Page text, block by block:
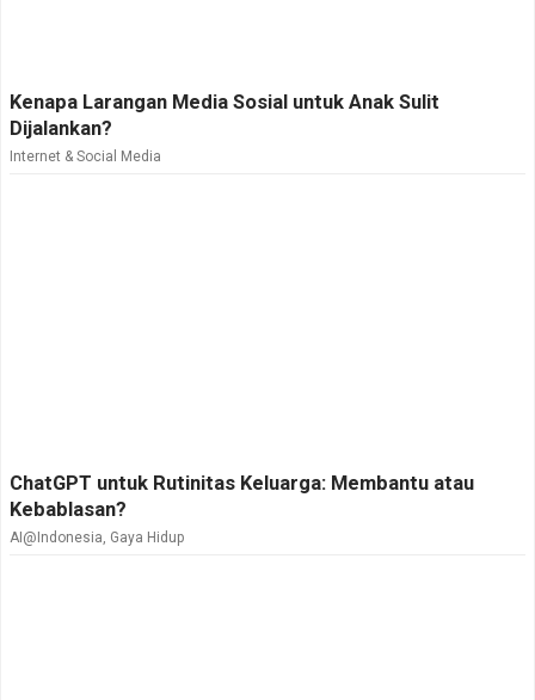
Kenapa Larangan Media Sosial untuk Anak Sulit
Dijalankan?
Internet & Social Media
ChatGPT untuk Rutinitas Keluarga: Membantu atau
Kebablasan?
AI@Indonesia, Gaya Hidup